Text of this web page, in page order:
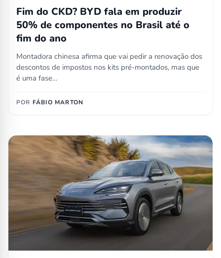
Fim do CKD? BYD fala em produzir
50% de componentes no Brasil até o
fim do ano
Montadora chinesa afirma que vai pedir a renovação dos
descontos de impostos nos kits pré-montados, mas que
é uma fase…
POR FÁBIO MARTON